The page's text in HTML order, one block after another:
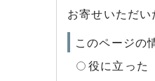
お寄せいただい
このページの
役に立った